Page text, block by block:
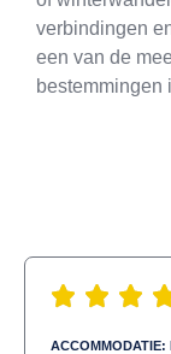
verbindingen
een van de
bestemmingen
ACCOMMODATIE: